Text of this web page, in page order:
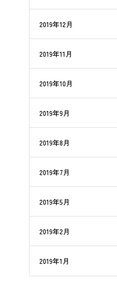
2019年12月
2019年11月
2019年10月
2019年9月
2019年8月
2019年7月
2019年5月
2019年2月
2019年1月